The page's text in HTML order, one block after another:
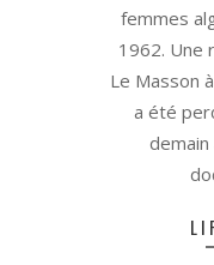
femmes
1962. Une
Le Masson
a été
demain